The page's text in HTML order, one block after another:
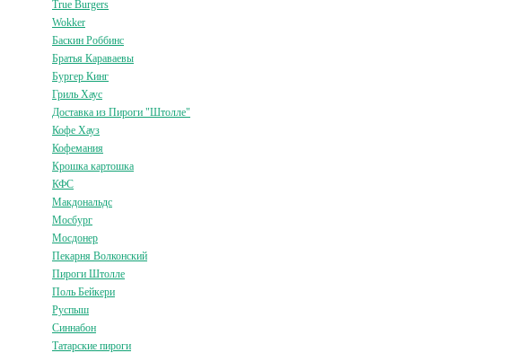
True Burgers
Wokker
Баскин Роббинс
Братья Караваевы
Бургер Кинг
Гриль Хаус
Доставка из Пироги "Штолле"
Кофе Хауз
Кофемания
Крошка картошка
КФС
Макдональдс
Мосбург
Мосдонер
Пекарня Волконский
Пироги Штолле
Поль Бейкери
Руспыш
Синнабон
Татарские пироги